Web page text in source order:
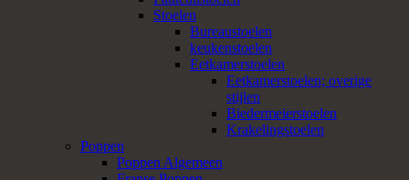
Stoelen
Bureaustoelen
keukenstoelen
Eetkamerstoelen
Eetkamerstoelen; overige
stijlen
Biedermeierstoelen
Krakelingstoelen
Poppen
Poppen Algemeen